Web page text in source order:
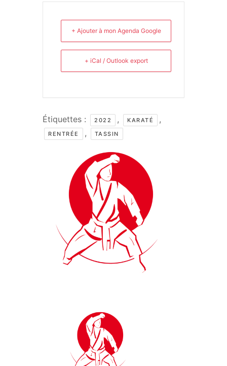
+ Ajouter à mon Agenda Google
+ iCal / Outlook export
Étiquettes : 2022 , KARATÉ ,
RENTRÉE , TASSIN